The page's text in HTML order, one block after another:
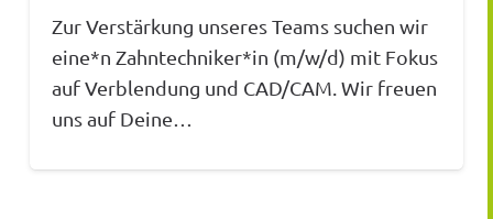
Zur Verstärkung unseres Teams suchen wir
eine*n Zahntechniker*in (m/w/d) mit Fokus
auf Verblendung und CAD/CAM. Wir freuen
uns auf Deine…